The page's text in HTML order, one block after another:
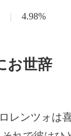
| 4.98%
お世辞